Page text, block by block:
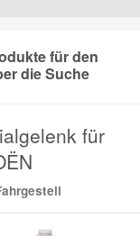
für den
die Suche
für